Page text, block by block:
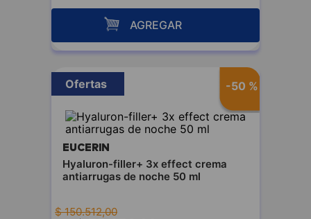
AGREGAR
-50 %
Ofertas
EUCERIN
Hyaluron-filler+ 3x effect crema
antiarrugas de noche 50 ml
$ 150.512,00